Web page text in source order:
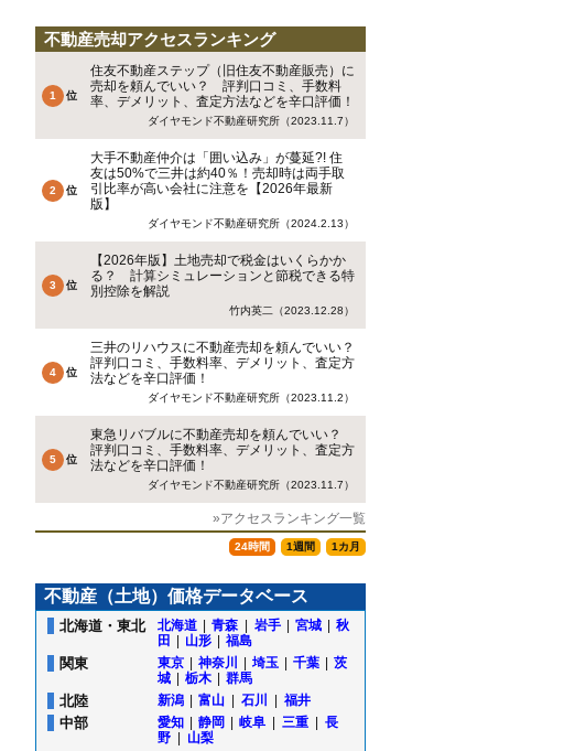
不動産売却アクセスランキング
住友不動産ステップ（旧住友不動産販売）に
売却を頼んでいい？ 評判口コミ、手数料
率、デメリット、査定方法などを辛口評価！
ダイヤモンド不動産研究所（2023.11.7）
大手不動産仲介は「囲い込み」が蔓延?! 住
友は50%で三井は約40％！売却時は両手取
引比率が高い会社に注意を【2026年最新
版】
ダイヤモンド不動産研究所（2024.2.13）
【2026年版】土地売却で税金はいくらかか
る？ 計算シミュレーションと節税できる特
別控除を解説
竹内英二（2023.12.28）
三井のリハウスに不動産売却を頼んでいい？
評判口コミ、手数料率、デメリット、査定方
法などを辛口評価！
ダイヤモンド不動産研究所（2023.11.2）
東急リバブルに不動産売却を頼んでいい？
評判口コミ、手数料率、デメリット、査定方
法などを辛口評価！
ダイヤモンド不動産研究所（2023.11.7）
»アクセスランキング一覧
24時間 1週間 1カ月
不動産（土地）価格データベース
北海道・東北 北海道 青森 岩手 宮城
秋
田
山形 福島
関東 東京 神奈川 埼玉 千葉
茨
城
栃木 群馬
北陸 新潟 富山 石川 福井
中部 愛知 静岡 岐阜 三重
長
野
山梨